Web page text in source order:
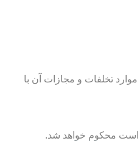
و طبق ماده ۲۹ آئین نامه های بند ۴ ماده ۶ و تبصره ۲ ماده ۶ و مواد ۱۴- ۱۷-۱۹-۲۰-۲۴-۲۸-۳۷ و ۵۳ قانون دفاتر اسناد رسمی و کانون سردفتران و دفتریاران مصوب ۲۷/۱۱/۶۰ موارد تخلفات و مجازات آن با
است محکوم خواهد شد.